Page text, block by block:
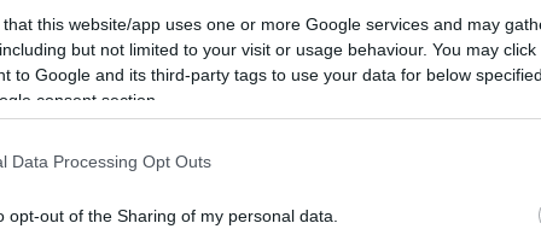
that this website/app uses one or more Google services and may
but not limited to your visit or usage behaviour. You may
to Google and its third-party tags to use your data for below
consent section.
Data Processing Opt Outs
opt-out of the Sharing of my personal data.
με την Αριάνα
για την
της και η
διάλειμμα από τη
σε νησιά
Πλαστική μεμβράνη: 7 λάθη που
όλοι κάνουμε στην κουζίνα
πριν 31 λεπτά
πριν 31 λεπτά